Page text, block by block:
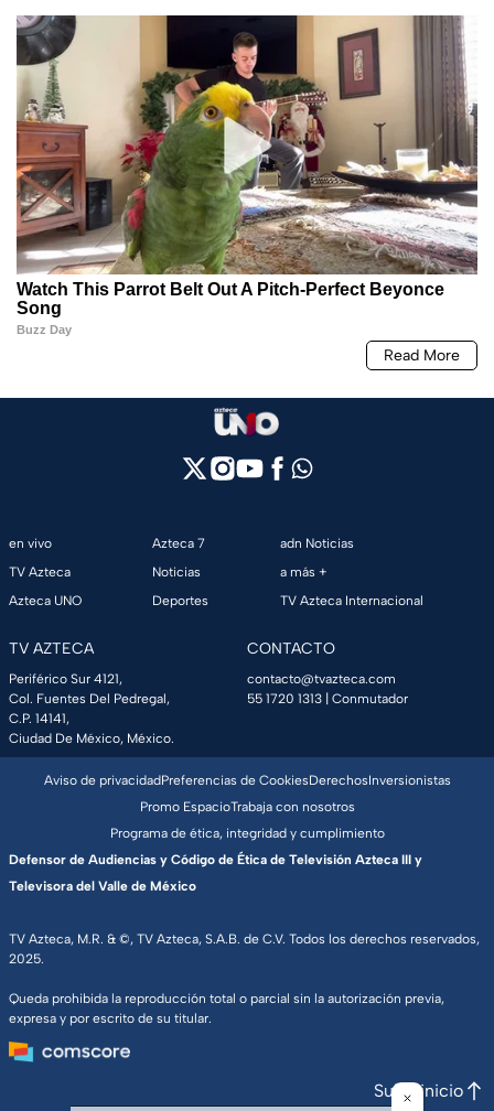
en vivo
TV Azteca
Azteca UNO
Azteca 7
Noticias
Deportes
adn Noticias
a más +
TV Azteca Internacional
TV AZTECA
Periférico Sur 4121,
Col. Fuentes Del Pedregal,
C.P. 14141,
Ciudad De México, México.
CONTACTO
contacto@tvazteca.com
55 1720 1313 | Conmutador
TV Azteca, M.R. & ©, TV Azteca, S.A.B. de C.V. Todos los derechos reservados,
2025.
Queda prohibida la reproducción total o parcial sin la autorización previa,
expresa y por escrito de su titular.
Aviso de privacidadPreferencias de CookiesDerechosInversionistas
Promo EspacioTrabaja con nosotros
Programa de ética, integridad y cumplimiento
Defensor de Audiencias y Código de Ética de Televisión Azteca III y
Televisora del Valle de México
Subir inicio